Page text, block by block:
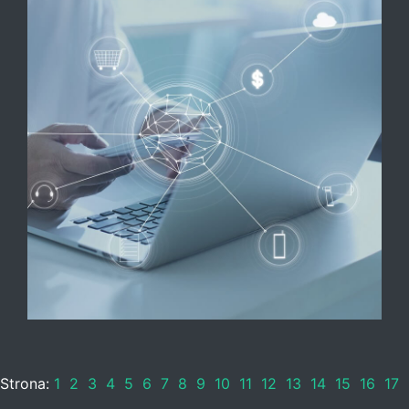
Strona: 1 2 3 4 5 6 7 8 9 10 11 12 13 14 15 16 17